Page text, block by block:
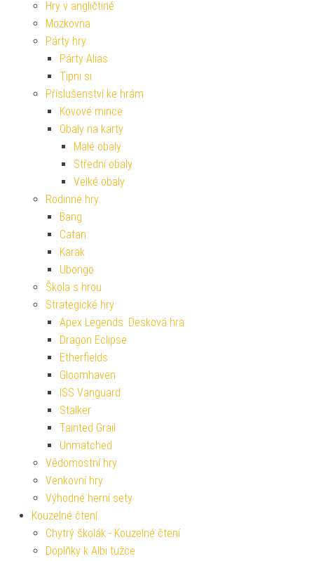
Hry v angličtině
Mozkovna
Párty hry
Párty Alias
Tipni si
Příslušenství ke hrám
Kovové mince
Obaly na karty
Malé obaly
Střední obaly
Velké obaly
Rodinné hry
Bang
Catan
Karak
Ubongo
Škola s hrou
Strategické hry
Apex Legends: Desková hra
Dragon Eclipse
Etherfields
Gloomhaven
ISS Vanguard
Stalker
Tainted Grail
Unmatched
Vědomostní hry
Venkovní hry
Výhodné herní sety
Kouzelné čtení
Chytrý školák - Kouzelné čtení
Doplňky k Albi tužce